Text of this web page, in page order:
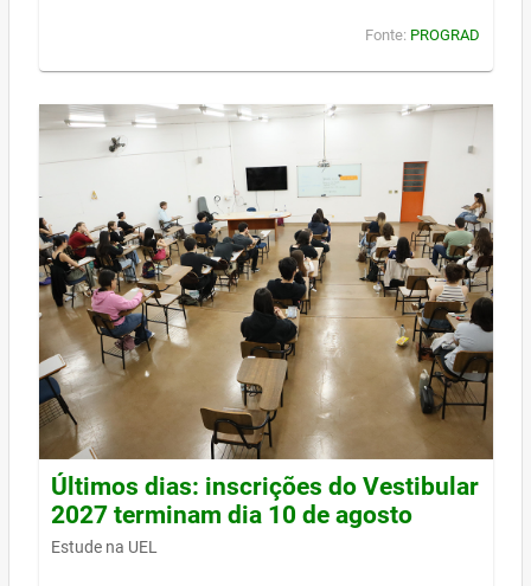
Fonte: PROGRAD
Últimos dias: inscrições do Vestibular
2027 terminam dia 10 de agosto
Estude na UEL